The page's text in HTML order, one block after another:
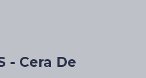
- Cera De